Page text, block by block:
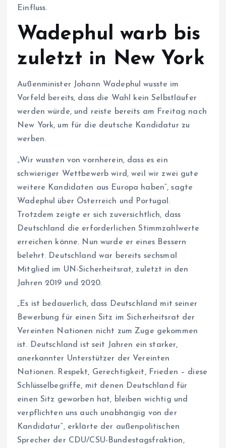
Einfluss.
Wadephul warb bis
zuletzt in New York
Außenminister Johann Wadephul wusste im
Vorfeld bereits, dass die Wahl kein Selbstläufer
werden würde, und reiste bereits am Freitag nach
New York, um für die deutsche Kandidatur zu
werben.
„Wir wussten von vornherein, dass es ein
schwieriger Wettbewerb wird, weil wir zwei gute
weitere Kandidaten aus Europa haben“, sagte
Wadephul über Österreich und Portugal.
Trotzdem zeigte er sich zuversichtlich, dass
Deutschland die erforderlichen Stimmzahlwerte
erreichen könne. Nun wurde er eines Bessern
belehrt. Deutschland war bereits sechsmal
Mitglied im UN-Sicherheitsrat, zuletzt in den
Jahren 2019 und 2020.
„Es ist bedauerlich, dass Deutschland mit seiner
Bewerbung für einen Sitz im Sicherheitsrat der
Vereinten Nationen nicht zum Zuge gekommen
ist. Deutschland ist seit Jahren ein starker,
anerkannter Unterstützer der Vereinten
Nationen. Respekt, Gerechtigkeit, Frieden – diese
Schlüsselbegriffe, mit denen Deutschland für
einen Sitz geworben hat, bleiben wichtig und
verpflichten uns auch unabhängig von der
Kandidatur“, erklärte der außenpolitischen
Sprecher der CDU/CSU-Bundestagsfraktion,